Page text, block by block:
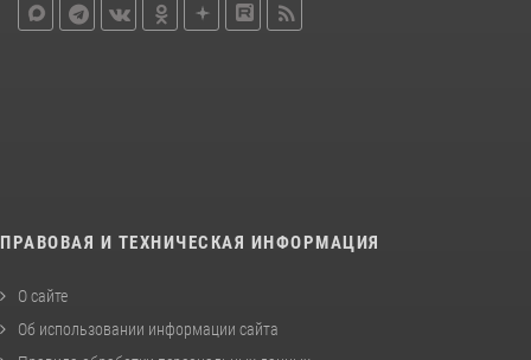
ПРАВОВАЯ И ТЕХНИЧЕСКАЯ ИНФОРМАЦИЯ
О сайте
Об использовании информации сайта